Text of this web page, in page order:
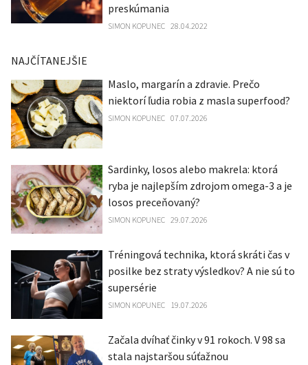
preskúmania
SIMON KOPUNEC 28.04.2022
NAJČÍTANEJŠIE
Maslo, margarín a zdravie. Prečo
niektorí ľudia robia z masla superfood?
SIMON KOPUNEC 07.07.2026
Sardinky, losos alebo makrela: ktorá
ryba je najlepším zdrojom omega-3 a je
losos preceňovaný?
SIMON KOPUNEC 29.07.2026
Tréningová technika, ktorá skráti čas v
posilke bez straty výsledkov? A nie sú to
supersérie
SIMON KOPUNEC 19.07.2026
Začala dvíhať činky v 91 rokoch. V 98 sa
stala najstaršou súťažnou